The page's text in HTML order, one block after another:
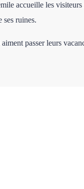
accueille les visiteurs
ses ruines.
passer leurs